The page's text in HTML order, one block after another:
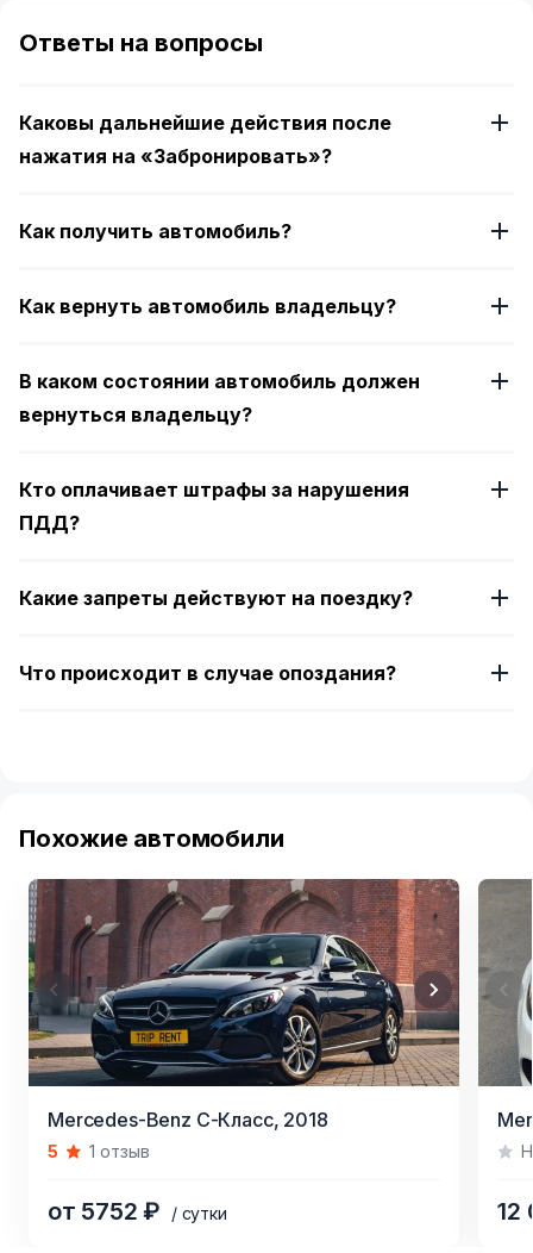
of
4
Ответы на вопросы
Каковы дальнейшие действия после
нажатия на «Забронировать»?
Как получить автомобиль?
Как вернуть автомобиль владельцу?
В каком состоянии автомобиль должен
вернуться владельцу?
Кто оплачивает штрафы за нарушения
ПДД?
Какие запреты действуют на поездку?
Что происходит в случае опоздания?
Похожие автомобили
Mercedes-Benz C-Класс, 2018
5 1 отзыв
от 5752 ₽ / сутки 12